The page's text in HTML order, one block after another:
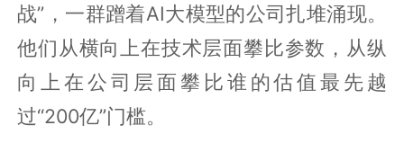
战”，一群蹭着AI大模型的公司扎堆涌现。
他们从横向上在技术层面攀比参数，从纵
向上在公司层面攀比谁的估值最先越
过“200亿”门槛。